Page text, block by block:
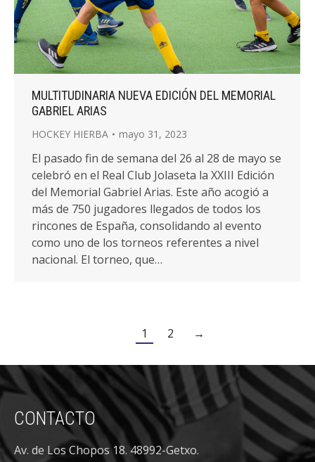
MULTITUDINARIA NUEVA EDICIÓN DEL MEMORIAL
GABRIEL ARIAS
HOCKEY HIERBA mayo 31, 2023
El pasado fin de semana del 26 al 28 de mayo se
celebró en el Real Club Jolaseta la XXIII Edición
del Memorial Gabriel Arias. Este año acogió a
más de 750 jugadores llegados de todos los
rincones de España, consolidando al evento
como uno de los torneos referentes a nivel
nacional. El torneo, que…
1 2 →
CONTACTO
Av. de Los Chopos 18. 48992-Getxo.